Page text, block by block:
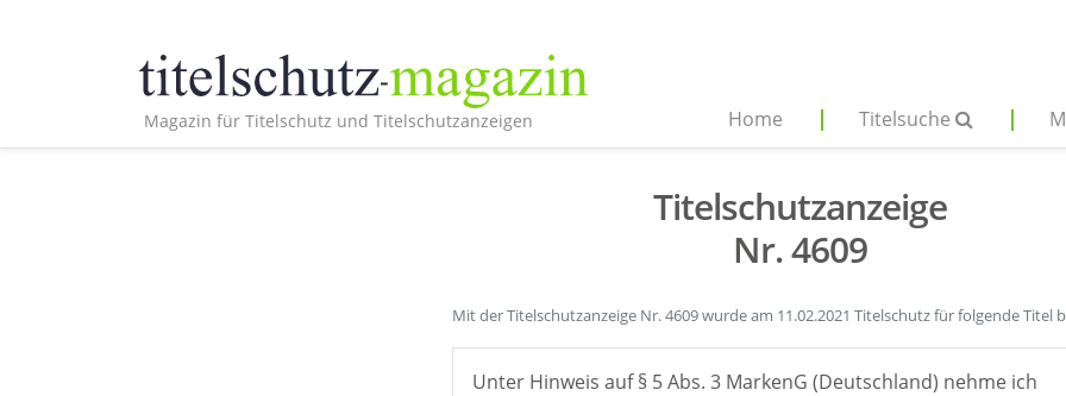
Magazin für Titelschutz und Titelschutzanzeigen Home Titelsuche
Titelschutzanzeige
Nr. 4609
Mit der Titelschutzanzeige Nr. 4609 wurde am 11.02.2021 Titelschutz für folgende Titel
Unter Hinweis auf § 5 Abs. 3 MarkenG (Deutschland) nehme ich